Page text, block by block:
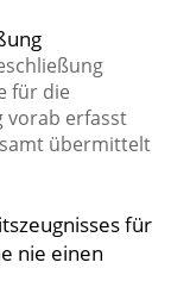
für die
vorab erfasst
übermittelt
für
nie einen